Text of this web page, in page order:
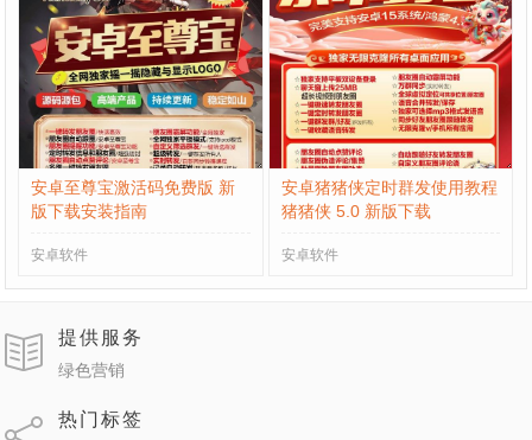
安卓至尊宝激活码免费版 新
版下载安装指南
安卓软件
安卓猪猪侠定时群发使用教程
猪猪侠 5.0 新版下载
安卓软件
提供服务
绿色营销
热门标签